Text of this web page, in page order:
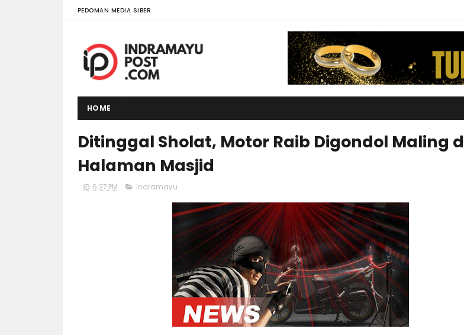
PEDOMAN MEDIA SIBER
HOME
Ditinggal Sholat, Motor Raib Digondol Maling
Halaman Masjid
6:37 PM Indramayu